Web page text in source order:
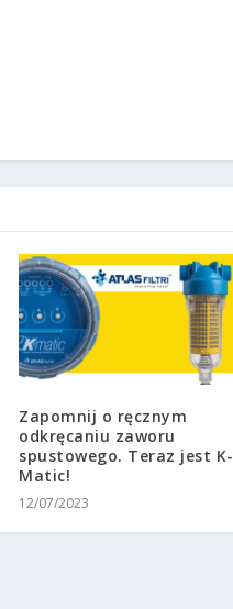
Zapomnij o ręcznym
odkręcaniu zaworu
spustowego. Teraz jest K-
Matic!
12/07/2023